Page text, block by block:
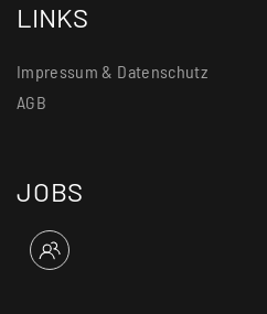
LINKS
Impressum & Datenschutz
AGB
JOBS